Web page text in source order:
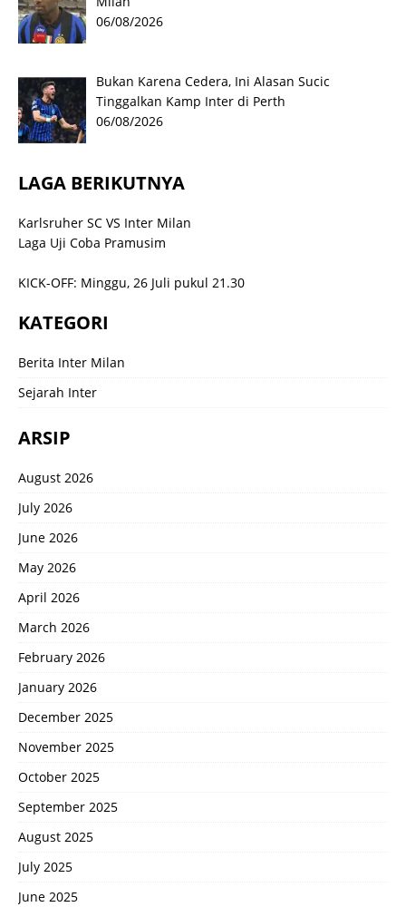
06/08/2026
Bukan Karena Cedera, Ini Alasan Sucic
Tinggalkan Kamp Inter di Perth
06/08/2026
LAGA BERIKUTNYA
Karlsruher SC VS Inter Milan
Laga Uji Coba Pramusim
KICK-OFF: Minggu, 26 Juli pukul 21.30
KATEGORI
Berita Inter Milan
Sejarah Inter
ARSIP
August 2026
July 2026
June 2026
May 2026
April 2026
March 2026
February 2026
January 2026
December 2025
November 2025
October 2025
September 2025
August 2025
July 2025
June 2025